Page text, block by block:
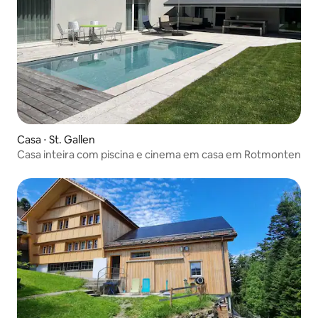
Casa ⋅ St. Gallen
Casa inteira com piscina e cinema em casa em Rotmonten